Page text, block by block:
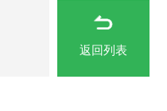
返回列表